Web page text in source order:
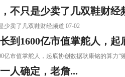
不只是少卖了几双鞋财经
少卖了几双鞋财经频道 07-02
到1600亿市值掌舵人，
亿市值掌舵人，起底协创数据耿康铭的算力“
人确定，老詹...